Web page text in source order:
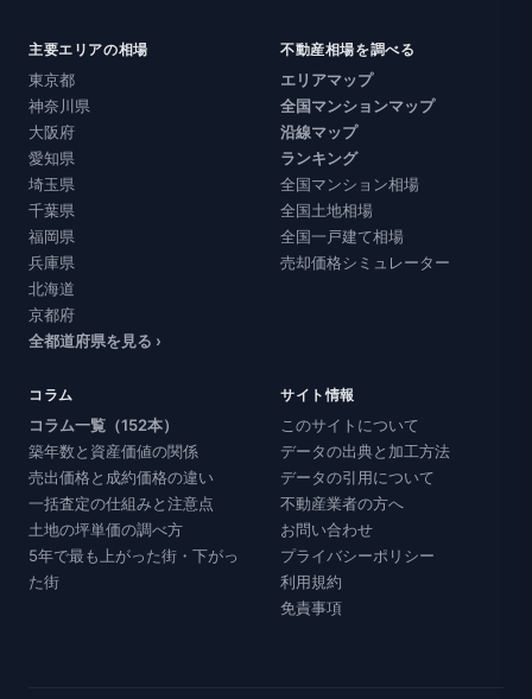
主要エリアの相場
東京都
神奈川県
大阪府
愛知県
埼玉県
千葉県
福岡県
兵庫県
北海道
京都府
全都道府県を見る ›
不動産相場を調べる
エリアマップ
全国マンションマップ
沿線マップ
ランキング
全国マンション相場
全国土地相場
全国一戸建て相場
売却価格シミュレーター
コラム
コラム一覧（152本）
築年数と資産価値の関係
売出価格と成約価格の違い
一括査定の仕組みと注意点
土地の坪単価の調べ方
5年で最も上がった街・下がっ
た街
サイト情報
このサイトについて
データの出典と加工方法
データの引用について
不動産業者の方へ
お問い合わせ
プライバシーポリシー
利用規約
免責事項